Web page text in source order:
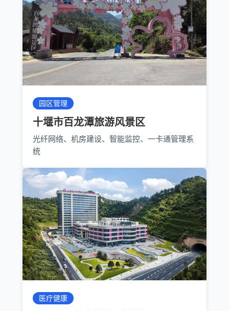
园区管理
十堰市百龙潭旅游风景区
光纤网络、机房建设、智能监控、一卡通管理系
统
医疗健康